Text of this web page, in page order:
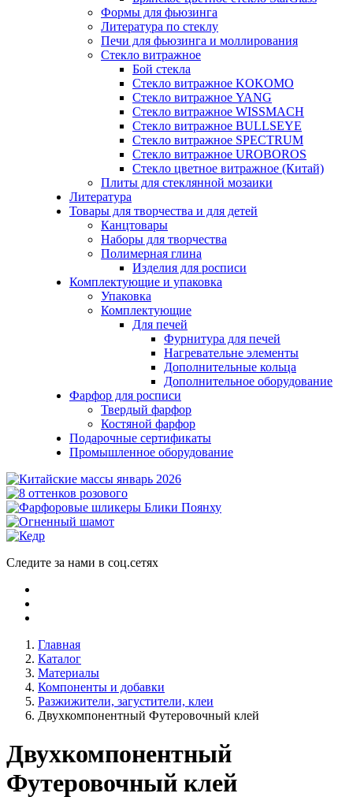
Формы для фьюзинга
Литература по стеклу
Печи для фьюзинга и моллирования
Стекло витражное
Бой стекла
Стекло витражное KOKOMO
Стекло витражное YANG
Стекло витражное WISSMACH
Стекло витражное BULLSEYE
Стекло витражное SPECTRUM
Стекло витражное UROBOROS
Стекло цветное витражное (Китай)
Плиты для стеклянной мозаики
Литература
Товары для творчества и для детей
Канцтовары
Наборы для творчества
Полимерная глина
Изделия для росписи
Комплектующие и упаковка
Упаковка
Комплектующие
Для печей
Фурнитура для печей
Нагревательне элементы
Дополнительные кольца
Дополнительное оборудование
Фарфор для росписи
Твердый фарфор
Костяной фарфор
Подарочные сертификаты
Промышленное оборудование
Следите за нами в соц.сетях
Главная
Каталог
Материалы
Компоненты и добавки
Разжижители, загустители, клеи
Двухкомпонентный Футеровочный клей
Двухкомпонентный
Футеровочный клей